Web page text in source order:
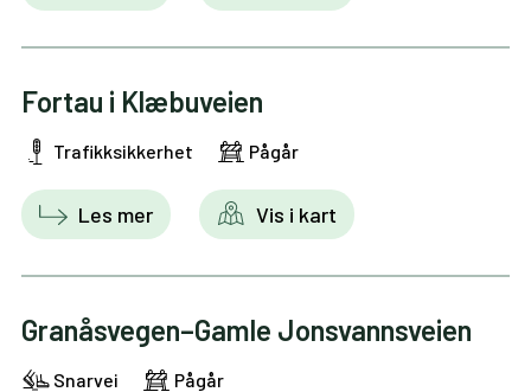
Fortau i Klæbuveien
Trafikksikkerhet Pågår
Les mer Vis i kart
Granåsvegen–Gamle Jonsvannsveien
Snarvei Pågår